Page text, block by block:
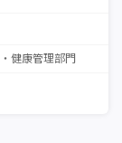
健康管理部門